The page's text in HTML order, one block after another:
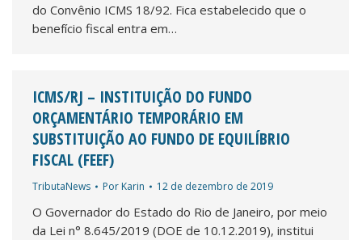
do Convênio ICMS 18/92. Fica estabelecido que o
benefício fiscal entra em…
ICMS/RJ – INSTITUIÇÃO DO FUNDO
ORÇAMENTÁRIO TEMPORÁRIO EM
SUBSTITUIÇÃO AO FUNDO DE EQUILÍBRIO
FISCAL (FEEF)
TributaNews Por Karin 12 de dezembro de 2019
O Governador do Estado do Rio de Janeiro, por meio
da Lei n° 8.645/2019 (DOE de 10.12.2019), institui